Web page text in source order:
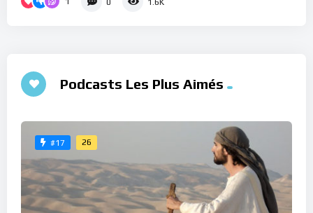
0 1.6K
Podcasts Les Plus Aimés
#17 26